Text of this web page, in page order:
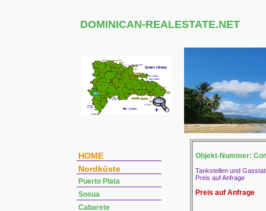
DOMINICAN-REALESTATE.NET
HOME
Nordküste
Puerto Plata
Sosua
Cabarete
Objekt-Nummer:
Tankstellen und
Preis auf Anfrage
Preis auf Anfrage